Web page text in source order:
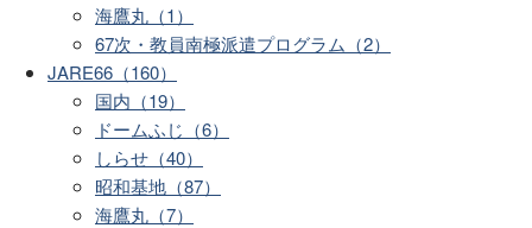
海鷹丸（1）
67次・教員南極派遣プログラム（2）
JARE66（160）
国内（19）
ドームふじ（6）
しらせ（40）
昭和基地（87）
海鷹丸（7）